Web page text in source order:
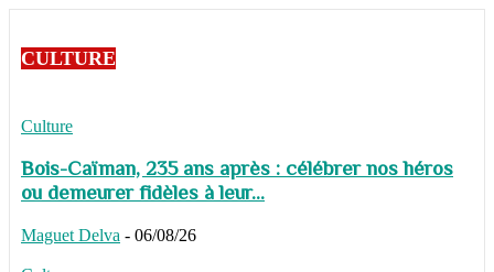
CULTURE
Culture
Bois-Caïman, 235 ans après : célébrer nos héros
ou demeurer fidèles à leur...
Maguet Delva - 06/08/26